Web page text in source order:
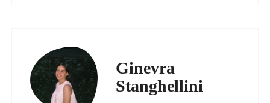
Ginevra
Stanghellini